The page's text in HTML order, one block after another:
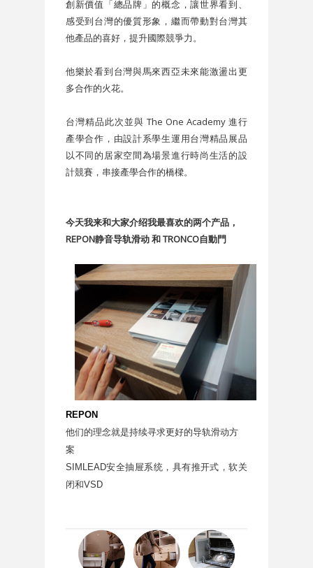
創新價值「總品牌」的概念，讓世界看到、
感受到台灣的優質形象，繼而帶動對台灣其
他產品的喜好，提升國際競爭力。
他樂於看到台灣與馬來西亞未來能激盪出更
多合作的火花。
台灣精品此次並與 The One Academy 進行
產學合作，由設計系學生運用台灣精品展品
以不同的居家空間為場景進行時尚生活的設
計競賽，串接產學合作的橋樑。
今天我来和大家介绍我最喜欢的两个产品，
REPON静音导轨滑动 和 TRONCO自動門
REPON
他们的理念就是持续寻求更好的导轨滑动方
案
SIMLEAD安全抽屉系统，具有推开式，软关
闭和VSD